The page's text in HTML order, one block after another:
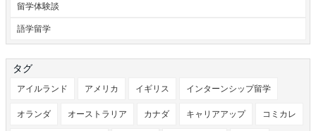
留学体験談
語学留学
タグ
アイルランド アメリカ イギリス インターンシップ留学
オランダ オーストラリア カナダ キャリアアップ コミカレ